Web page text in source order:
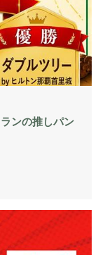
ンの推しパン